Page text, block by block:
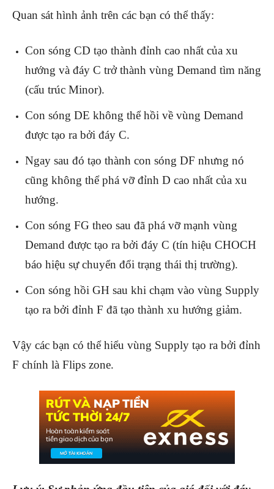
Quan sát hình ảnh trên các bạn có thể thấy:
Con sóng CD tạo thành đỉnh cao nhất của xu
hướng và đáy C trở thành vùng Demand tìm năng
(cấu trúc Minor).
Con sóng DE không thể hồi về vùng Demand
được tạo ra bởi đáy C.
Ngay sau đó tạo thành con sóng DF nhưng nó
cũng không thể phá vỡ đỉnh D cao nhất của xu
hướng.
Con sóng FG theo sau đã phá vỡ mạnh vùng
Demand được tạo ra bởi đáy C (tín hiệu CHOCH
báo hiệu sự chuyển đổi trạng thái thị trường).
Con sóng hồi GH sau khi chạm vào vùng Supply
tạo ra bởi đỉnh F đã tạo thành xu hướng giảm.
Vậy các bạn có thể hiểu vùng Supply tạo ra bởi đỉnh
F chính là Flips zone.